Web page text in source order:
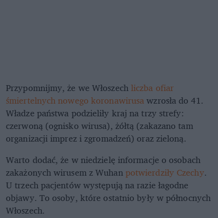
Przypomnijmy, że we Włoszechliczba ofiar
śmiertelnych nowego koronawirusawzrosła do 41.
Władze państwa podzieliły kraj na trzy strefy:
czerwoną (ognisko wirusa), żółtą (zakazano tam
organizacji imprez i zgromadzeń) oraz zieloną.
Warto dodać, że w niedzielę informacje o osobach
zakażonych wirusem z Wuhanpotwierdziły Czechy.
U trzech pacjentów występują na razie łagodne
objawy. To osoby, które ostatnio były w północnych
Włoszech.